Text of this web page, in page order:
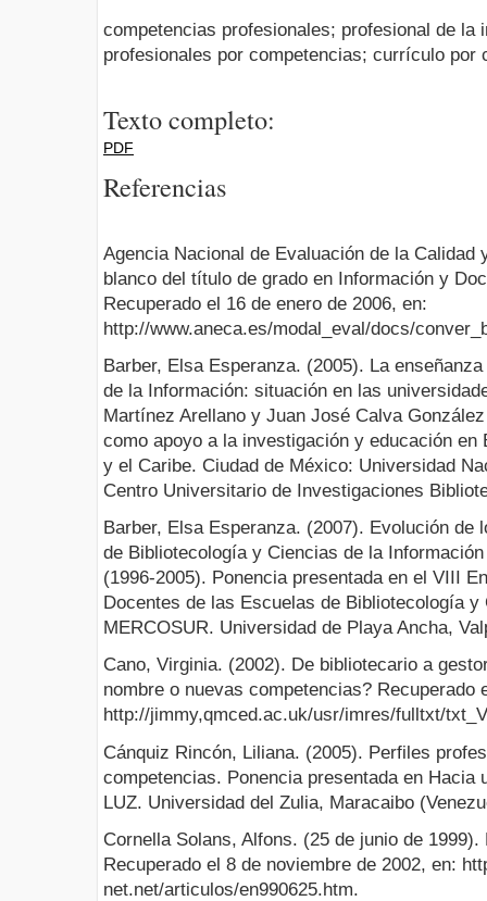
competencias profesionales; profesional de la
profesionales por competencias; currículo por
Texto completo:
PDF
Referencias
Agencia Nacional de Evaluación de la Calidad
blanco del título de grado en Información y
Recuperado el 16 de enero de 2006, en:
http://www.aneca.es/modal_eval/docs/
Barber, Elsa Esperanza. (2005). La
de la Información: situación en las
Martínez Arellano y Juan José Calva
como apoyo a la investigación y educación en
y el Caribe. Ciudad de México: Universidad
Centro Universitario de Investigaciones
Barber, Elsa Esperanza. (2007). Evolución de
de Bibliotecología y Ciencias de la
(1996-2005). Ponencia presentada en el VIII
Docentes de las Escuelas de Bibliotecología
MERCOSUR. Universidad de Playa Ancha,
Cano, Virginia. (2002). De bibliotecario a
nombre o nuevas competencias? Recuperado
http://jimmy,qmced.ac.uk/usr/imres/fulltxt/
Cánquiz Rincón, Liliana. (2005). Perfiles
competencias. Ponencia presentada en Hacia
LUZ. Universidad del Zulia, Maracaibo
Cornella Solans, Alfons. (25 de junio de
Recuperado el 8 de noviembre de 2002, en:
net.net/articulos/en990625.htm.